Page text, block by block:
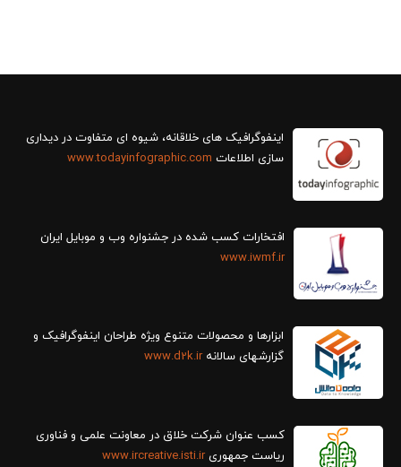
سازی اطلاعات www.todayinfographic.com
افتخارات کسب شده در جشنواره وب و موبایل ایران
www.iwmf.ir
ابزارها و محصولات متنوع ویژه طراحان اینفوگرافیک و
گزارش‎های سالانه
www.d2k.ir
کسب عنوان شرکت خلاق در معاونت علمی و فناوری
ریاست جمهوریwww.ircreative.isti.ir